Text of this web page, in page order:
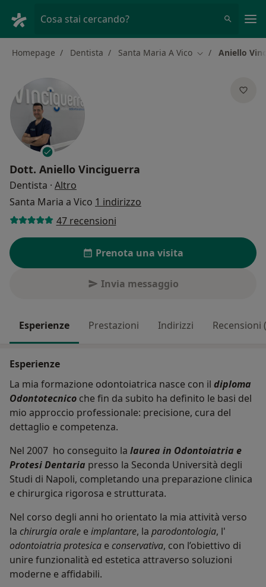
Cosa stai cercando?
Homepage Dentista Santa Maria A Vico Cambia città
Aniello
Dott. Aniello Vinciguerra
Dentista · Altro
Santa Maria a Vico 1 indirizzo
47 recensioni
Prenota una visita
Invia messaggio
Esperienze Prestazioni Indirizzi Recensioni
Esperienze
La mia formazione odontoiatrica nasce con il diploma
Odontotecnico che fin da subito ha definito le basi del
mio approccio professionale: precisione, cura del
dettaglio e competenza.
Nel 2007 ho conseguito la laurea in Odontoiatria e
Protesi Dentaria presso la Seconda Università degli
Studi di Napoli, completando una preparazione clinica
e chirurgica rigorosa e strutturata.
Nel corso degli anni ho orientato la mia attività verso
la chirurgia orale e implantare, la parodontologia, l'
odontoiatria protesica e conservativa, con l’obiettivo di
unire funzionalità ed estetica attraverso soluzioni
moderne e affidabili.